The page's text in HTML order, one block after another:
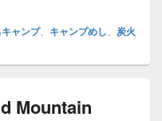
ャンプ、 キャンプめし
炭火
Mountain